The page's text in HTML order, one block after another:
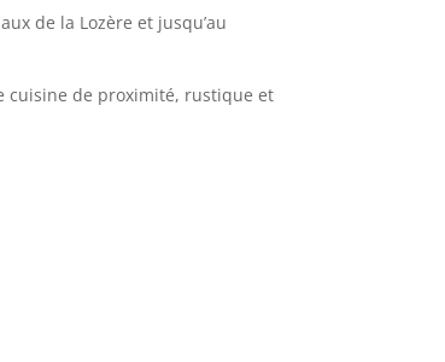
de la Lozère et jusqu’au
cuisine de proximité, rustique et